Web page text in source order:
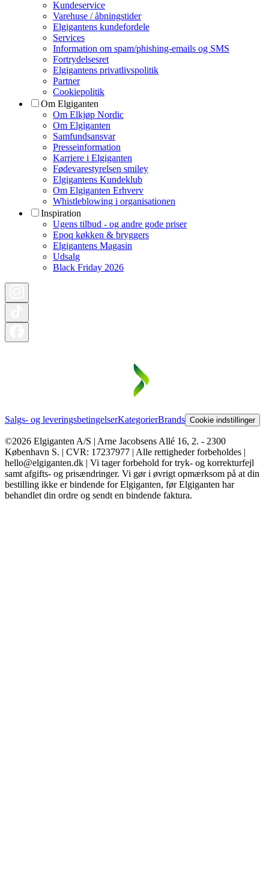
Kundeservice
Varehuse / åbningstider
Elgigantens kundefordele
Services
Information om spam/phishing-emails og SMS
Fortrydelsesret
Elgigantens privatlivspolitik
Partner
Cookiepolitik
Om Elgiganten
Om Elkjøp Nordic
Om Elgiganten
Samfundsansvar
Presseinformation
Karriere i Elgiganten
Fødevarestyrelsen smiley
Elgigantens Kundeklub
Om Elgiganten Erhverv
Whistleblowing i organisationen
Inspiration
Ugens tilbud - og andre gode priser
Epoq køkken & bryggers
Elgigantens Magasin
Udsalg
Black Friday 2026
Salgs- og leveringsbetingelserKategorierBrands Cookie indstillinger
©2026 Elgiganten A/S | Arne Jacobsens Allé 16, 2. - 2300
København S. | CVR: 17237977 | Alle rettigheder forbeholdes |
hello@elgiganten.dk | Vi tager forbehold for tryk- og korrekturfejl
samt afgifts- og prisændringer. Vi gør i øvrigt opmærksom på at din
bestilling ikke er bindende for Elgiganten, før Elgiganten har
behandlet din ordre og sendt en bindende faktura.